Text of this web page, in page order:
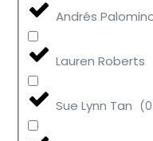
Andrés
Lauren Roberts
Sue Lynn Tan (0